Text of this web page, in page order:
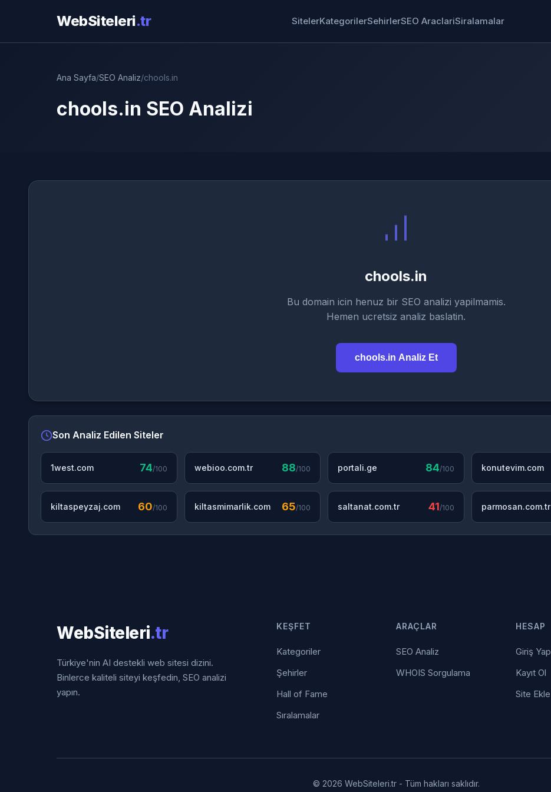
WebSiteleri.tr SitelerKategorilerSehirlerSEO AraclariSiralamalar
Ana Sayfa/SEO Analiz/chools.in
chools.in SEO Analizi
chools.in
Bu domain icin henuz bir SEO analizi yapilmamis.
Hemen ucretsiz analiz baslatin.
chools.in Analiz Et
Son Analiz Edilen Siteler
1west.com 74/100 webioo.com.tr 88/100 portali.ge 84/100 konutevim.com
kiltaspeyzaj.com 60/100 kiltasmimarlik.com 65/100 saltanat.com.tr 41/100 parmosan.com.tr
WebSiteleri.tr
Türkiye'nin AI destekli web sitesi dizini.
Binlerce kaliteli siteyi keşfedin, SEO analizi
yapın.
KEŞFET
Kategoriler
Şehirler
Hall of Fame
Sıralamalar
ARAÇLAR
SEO Analiz
WHOIS Sorgulama
HESAP
Giriş Yap
Kayıt Ol
Site Ekle
© 2026 WebSiteleri.tr - Tüm hakları saklıdır.